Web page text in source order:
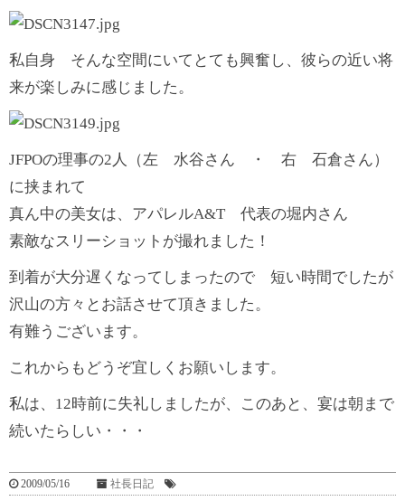
私自身 そんな空間にいてとても興奮し、彼らの近い将
来が楽しみに感じました。
JFPOの理事の2人（左 水谷さん ・ 右 石倉さん）
に挟まれて
真ん中の美女は、アパレルA&T 代表の堀内さん
素敵なスリーショットが撮れました！
到着が大分遅くなってしまったので 短い時間でしたが
沢山の方々とお話させて頂きました。
有難うございます。
これからもどうぞ宜しくお願いします。
私は、12時前に失礼しましたが、このあと、宴は朝まで
続いたらしい・・・
2009/05/16 社長日記